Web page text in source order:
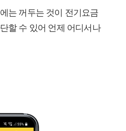
는 꺼두는 것이 전기요금
할 수 있어 언제 어디서나